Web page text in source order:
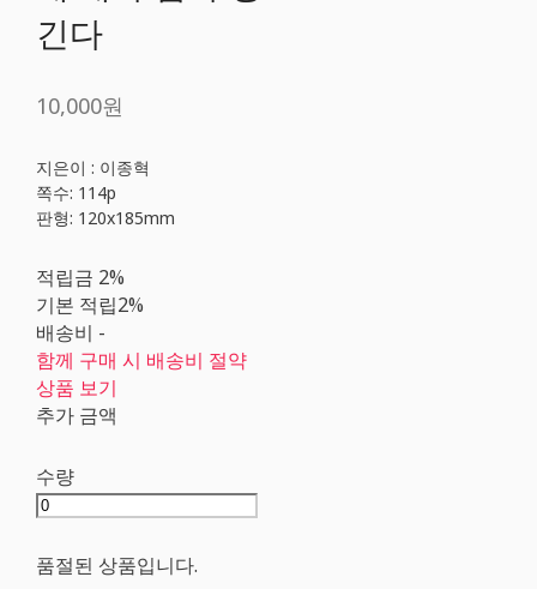
긴다
10,000원
지은이 : 이종혁
쪽수: 114p
판형: 120x185mm
적립금 2%
기본 적립2%
배송비 -
함께 구매 시 배송비 절약
상품 보기
추가 금액
수량
품절된 상품입니다.